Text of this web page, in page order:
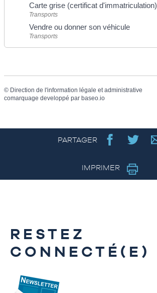
Carte grise (certificat d'immatriculation)
Transports
Vendre ou donner son véhicule
Transports
© Direction de l'information légale et administrative
comarquage developpé par baseo.io
PARTAGER
IMPRIMER
RESTEZ
CONNECTÉ(E)